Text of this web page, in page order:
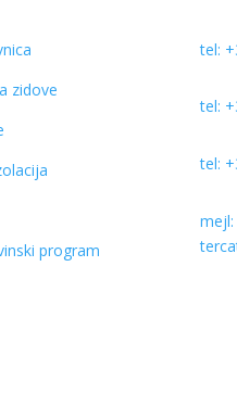
zidove
program
tel:
tel:
tel:
mejl: